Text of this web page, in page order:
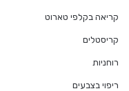
קריאה בקלפי טארוט
קריסטלים
רוחניות
ריפוי בצבעים